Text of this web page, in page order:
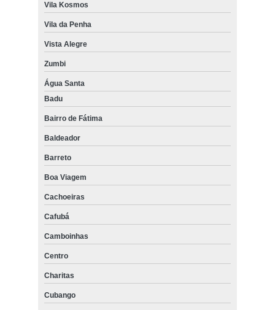
Vila Kosmos
Vila da Penha
Vista Alegre
Zumbi
Água Santa
Badu
Bairro de Fátima
Baldeador
Barreto
Boa Viagem
Cachoeiras
Cafubá
Camboinhas
Centro
Charitas
Cubango